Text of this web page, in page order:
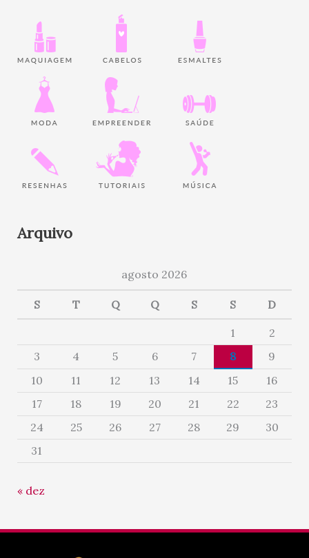
Arquivo
agosto 2026
S T Q Q S S D
1
2
3
4 5 6 7 8
9
10
11 12 13 14 15
16
17
18 19 20 21 22
23
24
25 26 27 28 29
30
31
« dez